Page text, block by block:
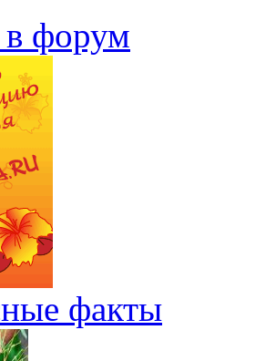
в форум
факты